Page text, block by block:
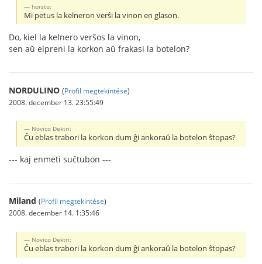
horsto:
Mi petus la kelneron verŝi la vinon en glason.
Do, kiel la kelnero verŝos la vinon,
sen aŭ elpreni la korkon aŭ frakasi la botelon?
NORDULINO (Profil megtekintése)
2008. december 13. 23:55:49
Novico Dektri:
Ĉu eblas trabori la korkon dum ĝi ankoraŭ la botelon ŝtopas?
--- kaj enmeti suĉtubon ---
Miland (Profil megtekintése)
2008. december 14. 1:35:46
Novico Dektri:
Ĉu eblas trabori la korkon dum ĝi ankoraŭ la botelon ŝtopas?